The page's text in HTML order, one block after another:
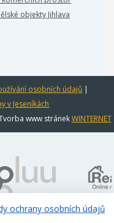
objekty Jihlava
osobních údajů |
v Jeseníkách
www stránekWINTERNET
ochrany osobních údajů